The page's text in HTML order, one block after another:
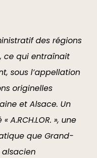
des régions
ce qui entraînait
sous l’appellation
originelles
et Alsace. Un
», une
que Grand-